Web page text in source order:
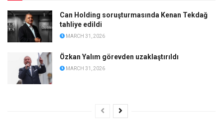
Can Holding soruşturmasında Kenan Tekdağ
tahliye edildi
MARCH 31, 2026
Özkan Yalım görevden uzaklaştırıldı
MARCH 31, 2026